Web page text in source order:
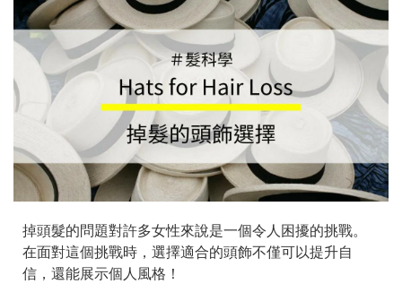
掉頭髮的問題對許多女性來說是一個令人困擾的挑戰。
在面對這個挑戰時，選擇適合的頭飾不僅可以提升自
信，還能展示個人風格！